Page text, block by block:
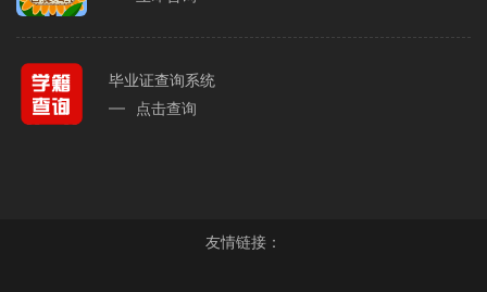
毕业证查询系统
点击查询
友情链接：